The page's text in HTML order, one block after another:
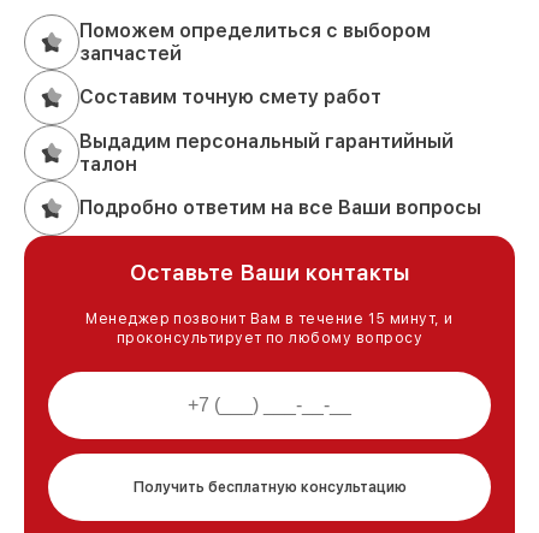
Поможем определиться с выбором
запчастей
Составим точную смету работ
Выдадим персональный гарантийный
талон
Подробно ответим на все Ваши вопросы
Оставьте Ваши контакты
Менеджер позвонит Вам в течение 15 минут, и
проконсультирует по любому вопросу
Получить бесплатную консультацию